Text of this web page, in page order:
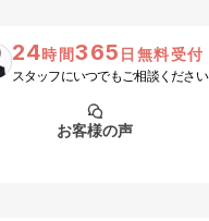
24時間365 日無料受付
スタッフにいつでもご相談ください
お客様の声
葬儀の流れ
千葉県
よくある質問